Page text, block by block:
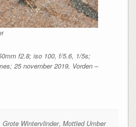
f2.8; iso 100, f/5.6, 1/5s;
25 november 2019, Vorden –
Grote Wintervlinder, Mottled Umber